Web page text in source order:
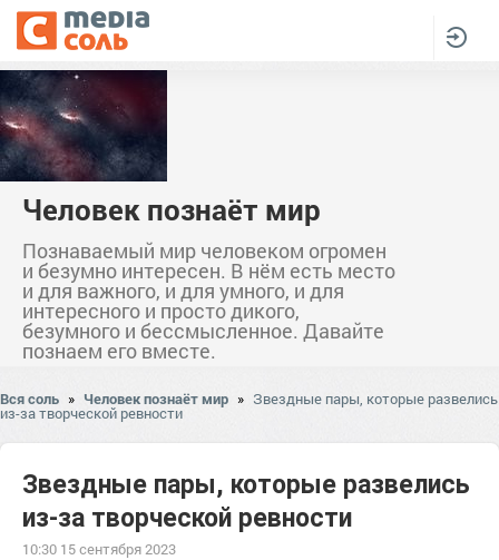
Человек познаёт мир
Познаваемый мир человеком огромен
и безумно интересен. В нём есть место
и для важного, и для умного, и для
интересного и просто дикого,
безумного и бессмысленное. Давайте
познаем его вместе.
Вся соль » Человек познаёт мир » Звездные пары, которые развелись
из-за творческой ревности
Звездные пары, которые развелись
из-за творческой ревности
10:30 15 сентября 2023